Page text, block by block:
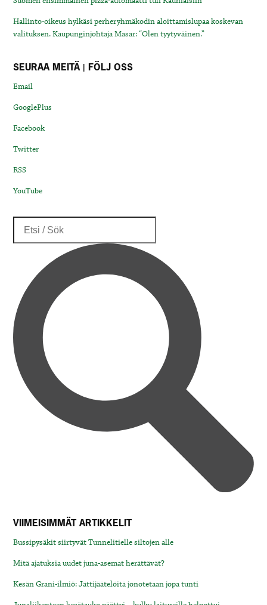
Hallinto-oikeus hylkäsi perheryhmäkodin aloittamislupaa koskevan
valituksen. Kaupunginjohtaja Masar: “Olen tyytyväinen.”
SEURAA MEITÄ | FÖLJ OSS
Email
GooglePlus
Facebook
Twitter
RSS
YouTube
VIIMEISIMMÄT ARTIKKELIT
Bussipysäkit siirtyvät Tunnelitielle siltojen alle
Mitä ajatuksia uudet juna-asemat herättävät?
Kesän Grani-ilmiö: Jättijäätelöitä jonotetaan jopa tunti